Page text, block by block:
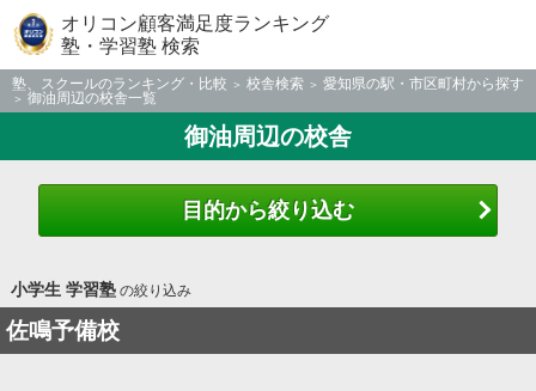
オリコン顧客満足度ランキング
塾・学習塾 検索
塾、スクールのランキング・比較 校舎検索
愛知県の駅・市区町村から探す
御油周辺の校舎一覧
御油周辺の校舎
目的から絞り込む
小学生 学習塾の絞り込み
佐鳴予備校